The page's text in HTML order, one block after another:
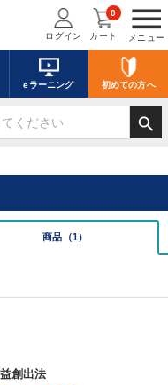
menu
メニュー
ログイン カート
0
eラーニング 初めての方へ
search
商品（1）
創出法